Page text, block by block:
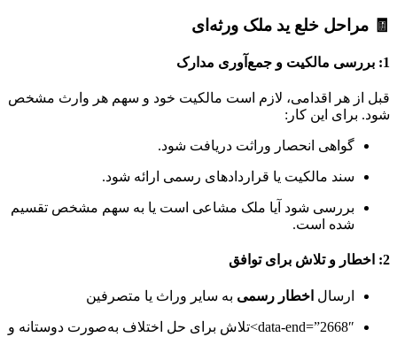
خلع ید ملک ورثه‌ای
هر اقدامی، لازم است مالکیت خود و سهم هر وارث مشخص
این کار:
گواهی انحصار وراثت دریافت شود.
سند مالکیت یا قراردادهای رسمی ارائه شود.
بررسی شود آیا ملک مشاعی است یا به سهم مشخص تقسیم
شده است.
ارسال اخطار رسمی به سایر وراث یا متصرفین
data-end=”2668″>تلاش برای حل اختلاف به‌صورت دوستانه و